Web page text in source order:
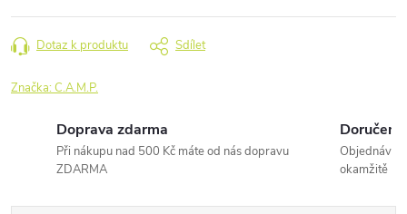
Dotaz k produktu Sdílet
Značka:C.A.M.P.
Doprava zdarma
Při nákupu nad 500 Kč máte od nás dopravu
ZDARMA
Doručení
okamžitě